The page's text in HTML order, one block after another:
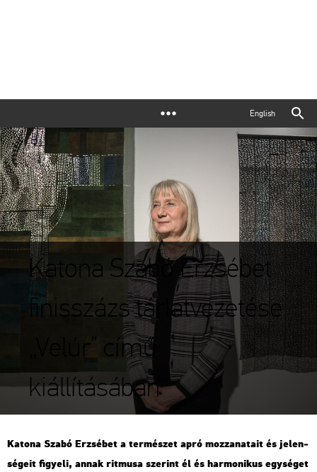
English
Katona Szabó Erzsébet
finisszázs tárlatvezetése
„Velúr” című
kiállításában
Ka­to­na Szabó Er­zsé­bet a ter­mé­szet apró moz­za­na­ta­it és je­len­
sé­ge­it fi­gye­li, annak rit­mu­sa sze­rint él és har­mo­ni­kus egy­sé­get